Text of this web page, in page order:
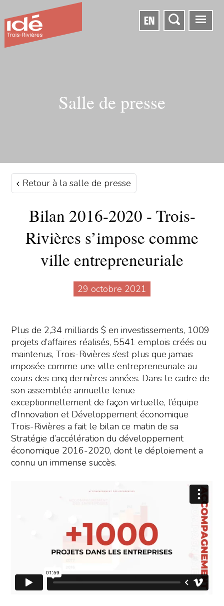
EN
Salle de presse
Retour à la salle de presse
Bilan 2016-2020 - Trois-
Rivières s’impose comme
ville entrepreneuriale
29 octobre 2021
Plus de 2,34 milliards $ en investissements, 1009
projets d’affaires réalisés, 5541 emplois créés ou
maintenus, Trois-Rivières s’est plus que jamais
imposée comme une ville entrepreneuriale au
cours des cinq dernières années. Dans le cadre de
son assemblée annuelle tenue
exceptionnellement de façon virtuelle, l’équipe
d’Innovation et Développement économique
Trois-Rivières a fait le bilan ce matin de sa
Stratégie d’accélération du développement
économique 2016-2020, dont le déploiement a
connu un immense succès.